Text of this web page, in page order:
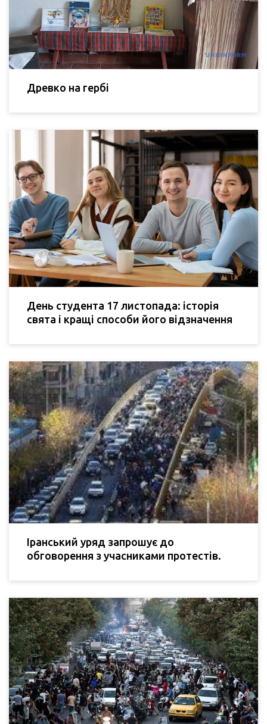
Древко на гербі
День студента 17 листопада: історія
свята і кращі способи його відзначення
Іранський уряд запрошує до
обговорення з учасниками протестів.